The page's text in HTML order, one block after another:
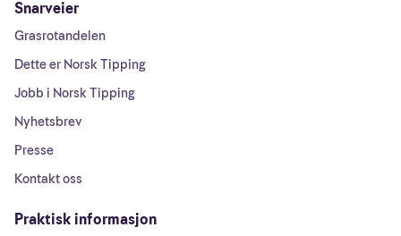
Snarveier
Grasrotandelen
Dette er Norsk Tipping
Jobb i Norsk Tipping
Nyhetsbrev
Presse
Kontakt oss
Praktisk informasjon